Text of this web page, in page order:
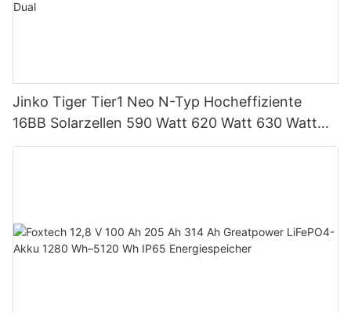
Jinko Tiger Tier1 Neo N-Typ Hocheffiziente
16BB Solarzellen 590 Watt 620 Watt 630 Watt
650 Watt Bifaziales Modul mit Dual